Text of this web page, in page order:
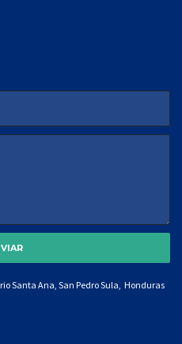
Santa Ana, San Pedro Sula, Honduras